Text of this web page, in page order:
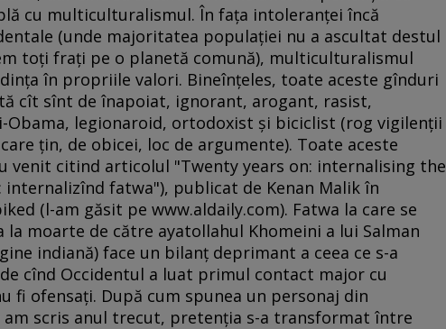
cu multiculturalismul. În faţa intoleranţei încă
(unde majoritatea populaţiei nu a ascultat destul
toţi fraţi pe o planetă comună), multiculturalismul
în propriile valori. Bineînţeles, toate aceste gînduri
cît sînt de înapoiat, ignorant, arogant, rasist,
legionaroid, ortodoxist şi biciclist (rog vigilenţii
ţin, de obicei, loc de argumente). Toate aceste
venit citind articolul "Twenty years on: internalising the
internalizînd fatwa"), publicat de Kenan Malik în
(l-am găsit pe www.aldaily.com). Fatwa la care se
moarte de către ayatollahul Khomeini a lui Salman
indiană) face un bilanţ deprimant a ceea ce s-a
cînd Occidentul a luat primul contact major cu
fi ofensaţi. După cum spunea un personaj din
am scris anul trecut, pretenţia s-a transformat între